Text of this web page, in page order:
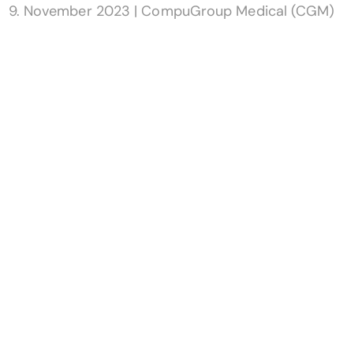
9. November 2023 | CompuGroup Medical (CGM)